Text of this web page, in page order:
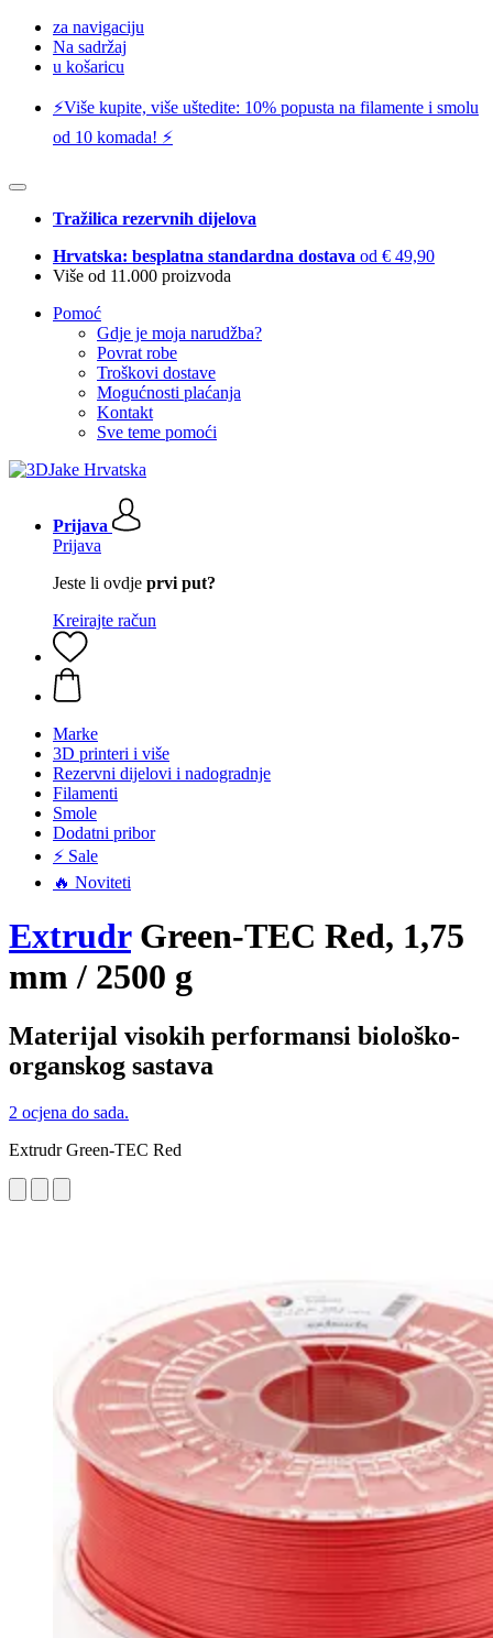
za navigaciju
Na sadržaj
u košaricu
⚡️Više kupite, više uštedite: 10% popusta na filamente i smolu
od 10 komada! ⚡️
Tražilica rezervnih dijelova
Hrvatska: besplatna standardna dostava od € 49,90
Više od 11.000 proizvoda
Pomoć
Gdje je moja narudžba?
Povrat robe
Troškovi dostave
Mogućnosti plaćanja
Kontakt
Sve teme pomoći
Prijava
Prijava
Jeste li ovdje prvi put?
Kreirajte račun
Marke
3D printeri i više
Rezervni dijelovi i nadogradnje
Filamenti
Smole
Dodatni pribor
⚡ Sale
🔥 Noviteti
ExtrudrGreen-TEC Red, 1,75
mm / 2500 g
Materijal visokih performansi biološko-
organskog sastava
2 ocjena do sada.
Extrudr Green-TEC Red